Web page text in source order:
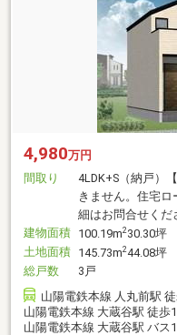
4,980万円
間取り
4LDK+S（納戸）
きません。住宅
細はお問合せくだ
建物面積 100.19m230.30坪
土地面積 145.73m244.08坪
総戸数
3戸
山陽電鉄本線 人丸前駅
山陽電鉄本線 大蔵谷駅 徒歩
山陽電鉄本線 大蔵谷駅 バス